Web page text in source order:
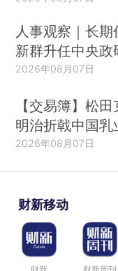
人事观察｜长
新群升任中央政
2026年08月07日
【交易簿】松
明治折戟中国乳
2026年08月07日
财新移动